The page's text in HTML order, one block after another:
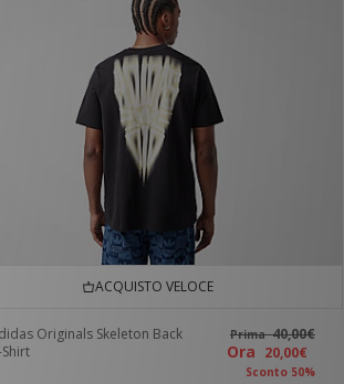
ACQUISTO VELOCE
Originals Skeleton Back
Prima40,00€
Ora 20,00€
Sconto 50%